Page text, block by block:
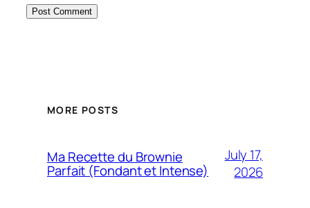
MORE POSTS
Ma Recette du Brownie
Parfait (Fondant et Intense)
July 17,
2026